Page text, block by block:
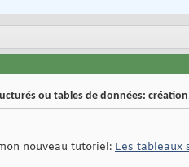
ou tables de données:
nouveau tutoriel: Les tableaux